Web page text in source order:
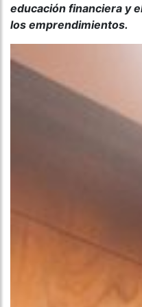
educación financiera y
los emprendimientos.